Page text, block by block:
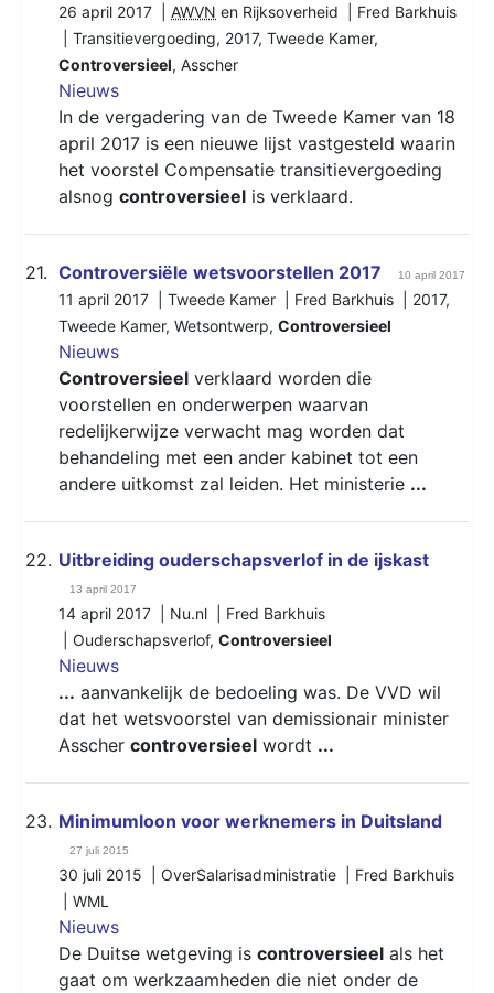
26 april 2017 | AWVN en Rijksoverheid | Fred Barkhuis
Transitievergoeding, 2017, Tweede Kamer,
Controversieel, Asscher
Nieuws
In de vergadering van de Tweede Kamer van 18
april 2017 is een nieuwe lijst vastgesteld waarin
het voorstel Compensatie transitievergoeding
alsnog controversieel is verklaard.
21. Controversiële wetsvoorstellen 2017 10 april 2017
11 april 2017 | Tweede Kamer | Fred Barkhuis | 2017,
Tweede Kamer, Wetsontwerp, Controversieel
Nieuws
Controversieel verklaard worden die
voorstellen en onderwerpen waarvan
redelijkerwijze verwacht mag worden dat
behandeling met een ander kabinet tot een
andere uitkomst zal leiden. Het ministerie ...
22. Uitbreiding ouderschapsverlof in de ijskast
13 april 2017
14 april 2017 | Nu.nl | Fred Barkhuis
Ouderschapsverlof, Controversieel
Nieuws
... aanvankelijk de bedoeling was. De VVD wil
dat het wetsvoorstel van demissionair minister
Asscher controversieel wordt ...
23. Minimumloon voor werknemers in Duitsland
27 juli 2015
30 juli 2015 | OverSalarisadministratie | Fred Barkhuis
WML
Nieuws
De Duitse wetgeving is controversieel als het
gaat om werkzaamheden die niet onder de